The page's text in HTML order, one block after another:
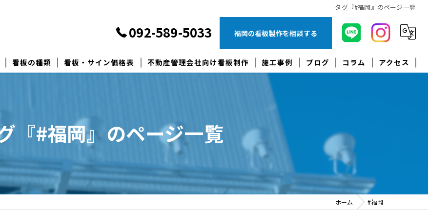
タグ『#福岡』のページ一覧
092-589-5033 福岡の看板製作を相談する
看板の種類 看板・サイン価格表 不動産管理会社向け看板制作
月極駐車場看板製作
施工事例 ブログ コラム アクセス
『#福岡』のページ一覧
ホーム #福岡